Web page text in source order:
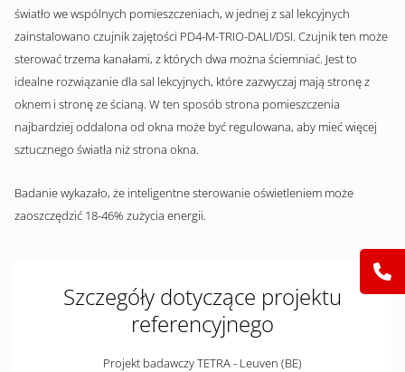
światło we wspólnych pomieszczeniach, w jednej z sal lekcyjnych
zainstalowano czujnik zajętości PD4-M-TRIO-DALI/DSI. Czujnik ten może
sterować trzema kanałami, z których dwa można ściemniać. Jest to
idealne rozwiązanie dla sal lekcyjnych, które zazwyczaj mają stronę z
oknem i stronę ze ścianą. W ten sposób strona pomieszczenia
najbardziej oddalona od okna może być regulowana, aby mieć więcej
sztucznego światła niż strona okna.
Badanie wykazało, że inteligentne sterowanie oświetleniem może
zaoszczędzić 18-46% zużycia energii.
Szczegóły dotyczące projektu
referencyjnego
Projekt badawczy TETRA - Leuven (BE)